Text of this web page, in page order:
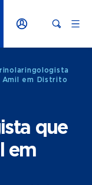
Amil em Distrito
que
em